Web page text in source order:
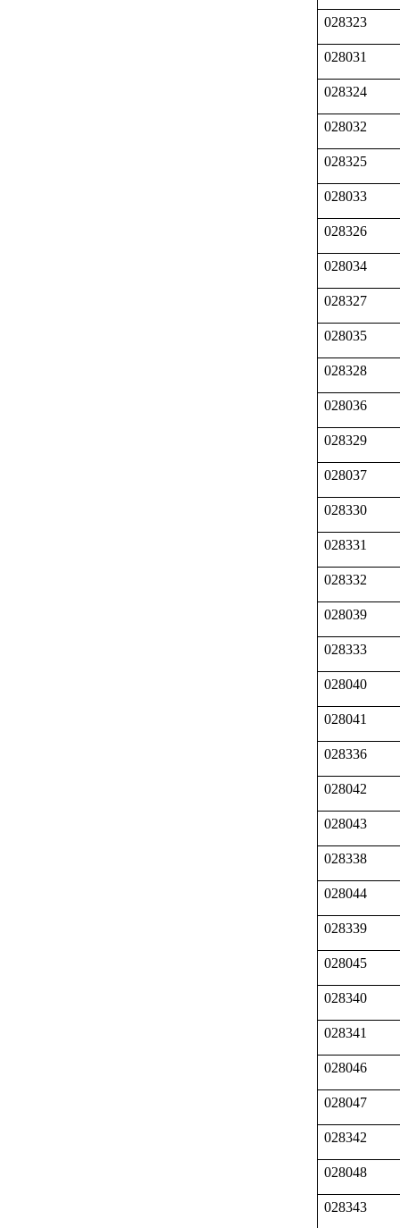
028323
028031
028324
028032
028325
028033
028326
028034
028327
028035
028328
028036
028329
028037
028330
028331
028332
028039
028333
028040
028041
028336
028042
028043
028338
028044
028339
028045
028340
028341
028046
028047
028342
028048
028343